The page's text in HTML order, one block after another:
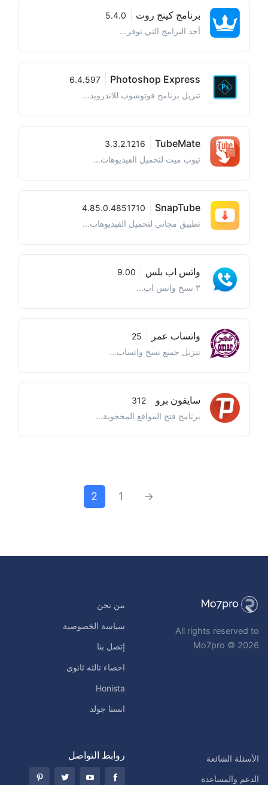
برنامج كينج روت
5.4.0
أحد البرامج التي توفر...
Photoshop Express
6.4.597
تنزيل برنامج فوتوشوب للاندرويد...
TubeMate
3.3.2.1216
تيوب ميت لتحميل الفيديوهات...
SnapTube
4.85.0.4851710
تطبيق مجاني لتحميل الفيديوهات...
واتس اب بلس
9.00
٣ نسخ واتس اب...
واتساب عمر
25
تنزيل جميع نسخ واتساب...
سايفون برو
312
برنامج فتح المواقع المحجوبة...
→
1
2
All rights reserved to
Mo7pro © 2026
من نحن
سياسة الخصوصية
إتصل بنا
احصاء تالته ثانوي
Honista
انستا جولد
الأسئلة الشائعة
الدعم والمساعدة
روابط التواصل